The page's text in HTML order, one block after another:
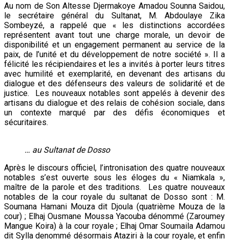
Au nom de Son Altesse Djermakoye Amadou Sounna Saidou,
le secrétaire général du Sultanat, M. Abdoulaye Zika
Sombeyzé, a rappelé que « les distinctions accordées
représentent avant tout une charge morale, un devoir de
disponibilité et un engagement permanent au service de la
paix, de l’unité et du développement de notre société ». Il a
félicité les récipiendaires et les a invités à porter leurs titres
avec humilité et exemplarité, en devenant des artisans du
dialogue et des défenseurs des valeurs de solidarité et de
justice. Les nouveaux notables sont appelés à devenir des
artisans du dialogue et des relais de cohésion sociale, dans
un contexte marqué par des défis économiques et
sécuritaires.
… au Sultanat de Dosso
Après le discours officiel, l’intronisation des quatre nouveaux
notables s’est ouverte sous les éloges du « Niamkala »,
maître de la parole et des traditions. Les quatre nouveaux
notables de la cour royale du sultanat de Dosso sont : M.
Soumana Hamani Mouza dit Djoula (quatrième Mouza de la
cour) ; Elhaj Ousmane Moussa Yacouba dénommé (Zaroumey
Mangue Koira) à la cour royale ; Elhaj Omar Soumaila Adamou
dit Sylla denommé désormais Ataziri à la cour royale, et enfin